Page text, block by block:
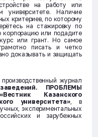
на работу или
университете. Наличие
критериев, по которому
на стажировку по
корпорацию или подадите
или грант. Но самое
писать и четко
доказывать и защищать
журнал
ПРОБЛЕМЫ
«Вестник Казанского
университета» , в
экспериментальных
и зарубежных